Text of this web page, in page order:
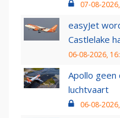
07-08-
easyJet
Castlelake
06-08-2026,
Apollo geen
luchtvaart
06-08-